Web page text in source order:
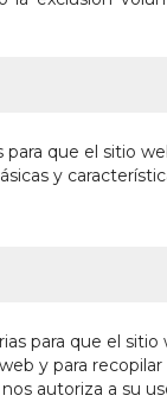
que el sitio
y
para que el
y para
autoriza a su